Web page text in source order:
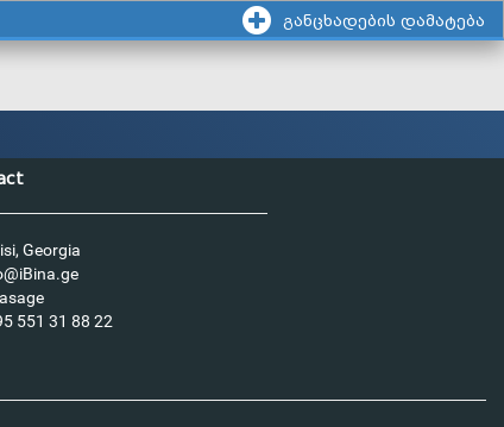
განცხადების დამატება
Georgia
551 31 88 22